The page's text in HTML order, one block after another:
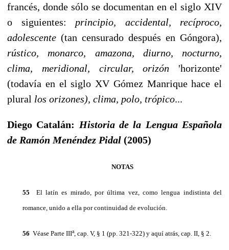
francés, donde sólo se docu­mentan en el siglo XIV
o siguientes: principio, accidental, re­cíproco,
adolescente (tan censurado después en Góngora),
rústico, monarco, amazona, diurno, nocturno,
clima, meridional, circular, orizón 'horizonte'
(todavía en el siglo XV Gómez Manrique hace el
plural los orizones), clima, polo, trópico...
Diego Catalán: Historia de la Lengua Española
de Ramón Menéndez Pidal (2005)
NOTAS
55 El latín es mirado, por última vez, como lengua indistinta del
romance, unido a ella por continuidad de evolución.
56 Véase Parte IIIa, cap. V, § 1 (pp. 321-322) y aquí atrás, cap. II, § 2.